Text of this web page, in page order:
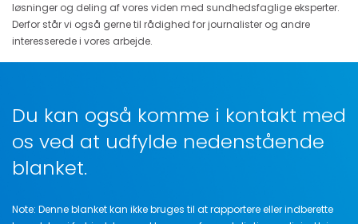
løsninger og deling af vores viden med sundhedsfaglige eksperter.
Derfor står vi også gerne til rådighed for journalister og andre
interesserede i vores arbejde.
Du kan også komme i kontakt med
os ved at udfylde nedenstående
blanket.
Note: Denne blanket kan ikke bruges til at rapportere eller indberette